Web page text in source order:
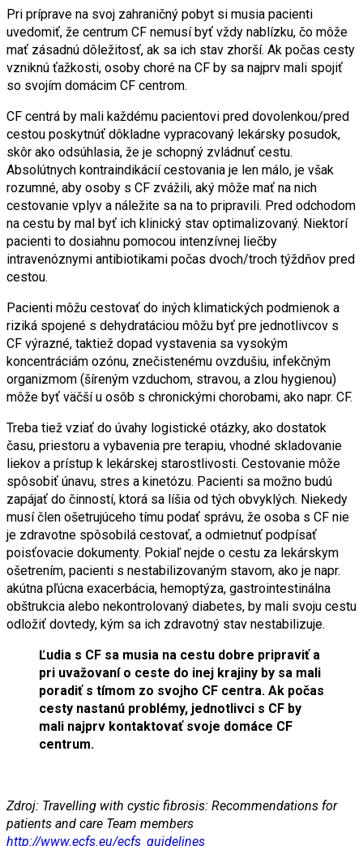
Pri príprave na svoj zahraničný pobyt si musia pacienti
uvedomiť, že centrum CF nemusí byť vždy nablízku, čo môže
mať zásadnú dôležitosť, ak sa ich stav zhorší. Ak počas cesty
vzniknú ťažkosti, osoby choré na CF by sa najprv mali spojiť
so svojím domácim CF centrom.
CF centrá by mali každému pacientovi pred dovolenkou/pred
cestou poskytnúť dôkladne vypracovaný lekársky posudok,
skôr ako odsúhlasia, že je schopný zvládnuť cestu.
Absolútnych kontraindikácií cestovania je len málo, je však
rozumné, aby osoby s CF zvážili, aký môže mať na nich
cestovanie vplyv a náležite sa na to pripravili. Pred odchodom
na cestu by mal byť ich klinický stav optimalizovaný. Niektorí
pacienti to dosiahnu pomocou intenzívnej liečby
intravenóznymi antibiotikami počas dvoch/troch týždňov pred
cestou.
Pacienti môžu cestovať do iných klimatických podmienok a
riziká spojené s dehydratáciou môžu byť pre jednotlivcov s
CF výrazné, taktiež dopad vystavenia sa vysokým
koncentráciám ozónu, znečistenému ovzdušiu, infekčným
organizmom (šíreným vzduchom, stravou, a zlou hygienou)
môže byť väčší u osôb s chronickými chorobami, ako napr. CF.
Treba tiež vziať do úvahy logistické otázky, ako dostatok
času, priestoru a vybavenia pre terapiu, vhodné skladovanie
liekov a prístup k lekárskej starostlivosti. Cestovanie môže
spôsobiť únavu, stres a kinetózu. Pacienti sa možno budú
zapájať do činností, ktorá sa líšia od tých obvyklých. Niekedy
musí člen ošetrujúceho tímu podať správu, že osoba s CF nie
je zdravotne spôsobilá cestovať, a odmietnuť podpísať
poisťovacie dokumenty. Pokiaľ nejde o cestu za lekárskym
ošetrením, pacienti s nestabilizovaným stavom, ako je napr.
akútna pľúcna exacerbácia, hemoptýza, gastrointestinálna
obštrukcia alebo nekontrolovaný diabetes, by mali svoju cestu
odložiť dovtedy, kým sa ich zdravotný stav nestabilizuje.
Ľudia s CF sa musia na cestu dobre pripraviť a
pri uvažovaní o ceste do inej krajiny by sa mali
poradiť s tímom zo svojho CF centra. Ak počas
cesty nastanú problémy, jednotlivci s CF by
mali najprv kontaktovať svoje domáce CF
centrum.
Zdroj: Travelling with cystic fibrosis: Recommendations for
patients and care Team members
http://www.ecfs.eu/ecfs_guidelines